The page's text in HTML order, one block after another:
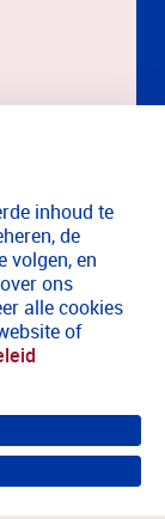
inhoud te
de
volgen, en
ons
alle cookies
of